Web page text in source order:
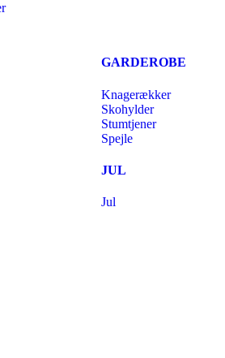
GARDEROBE
Knagerækker
Skohylder
Stumtjener
Spejle
JUL
Jul